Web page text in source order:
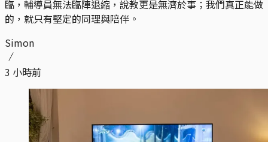
臨，輔導員無法臨陣退縮，說教更是無濟於事；我們真正能做
的，就只有堅定的同理與陪伴。
Simon
3 小時前